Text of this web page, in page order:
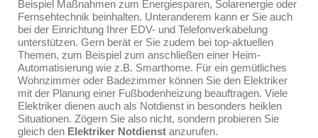
Beispiel Maßnahmen zum Energiesparen, Solarenergie oder
Fernsehtechnik beinhalten. Unteranderem kann er Sie auch
bei der Einrichtung Ihrer EDV- und Telefonverkabelung
unterstützen. Gern berät er Sie zudem bei top-aktuellen
Themen, zum Beispiel zum anschließen einer Heim-
Automatisierung wie z.B. Smarthome. Für ein gemütliches
Wohnzimmer oder Badezimmer können Sie den Elektriker
mit der Planung einer Fußbodenheizung beauftragen. Viele
Elektriker dienen auch als Notdienst in besonders heiklen
Situationen. Zögern Sie also nicht, sondern probieren Sie
gleich den Elektriker Notdienst anzurufen.